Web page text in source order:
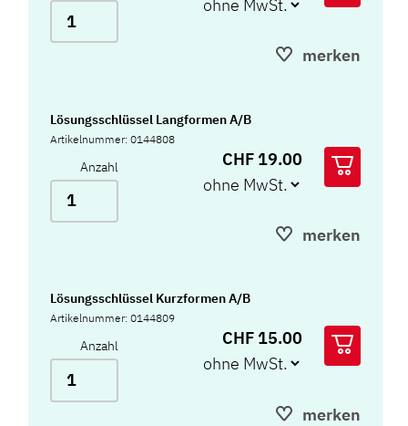
merken
Lösungsschlüssel Langformen A/B
Artikelnummer: 0144808
Anzahl CHF 19.00
merken
Lösungsschlüssel Kurzformen A/B
Artikelnummer: 0144809
Anzahl CHF 15.00
merken